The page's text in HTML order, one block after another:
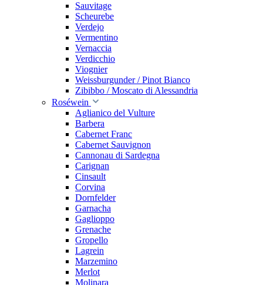
Sauvitage
Scheurebe
Verdejo
Vermentino
Vernaccia
Verdicchio
Viognier
Weissburgunder / Pinot Bianco
Zibibbo / Moscato di Alessandria
Roséwein
Aglianico del Vulture
Barbera
Cabernet Franc
Cabernet Sauvignon
Cannonau di Sardegna
Carignan
Cinsault
Corvina
Dornfelder
Garnacha
Gaglioppo
Grenache
Gropello
Lagrein
Marzemino
Merlot
Molinara